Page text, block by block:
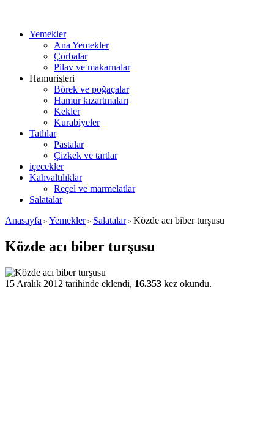
Yemekler
Ana Yemekler
Çorbalar
Pilav ve makarnalar
Hamurişleri
Börek ve poğaçalar
Hamur kızartmaları
Kekler
Kurabiyeler
Tatlılar
Pastalar
Çizkek ve tartlar
içecekler
Kahvaltılıklar
Reçel ve marmelatlar
Salatalar
Anasayfa > Yemekler> Salatalar> Közde acı biber turşusu
Közde acı biber turşusu
15 Aralık 2012 tarihinde eklendi, 16.353 kez okundu.